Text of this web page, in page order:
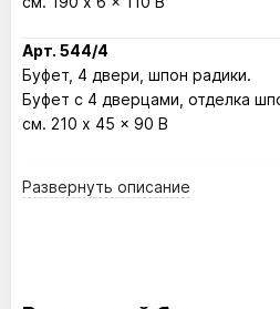
Арт. 544/4
Буфет, 4 двери, шпон радики.
Буфет с 4 дверцами, отделка
см. 210 x 45 x 90 В
Стул с подлокотниками
Развернуть описание